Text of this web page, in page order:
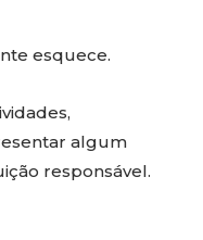
esquece.
algum
responsável.